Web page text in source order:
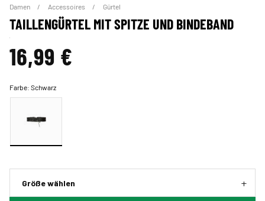
Damen Accessoires Gürtel
TAILLENGÜRTEL MIT SPITZE UND BINDEBAND
16,99 €
Farbe:Schwarz
Größe wählen